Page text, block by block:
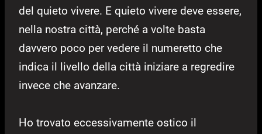
del quieto vivere. E quieto vivere deve essere,
nella nostra città, perché a volte basta
davvero poco per vedere il numeretto che
indica il livello della città iniziare a regredire
invece che avanzare.
Ho trovato eccessivamente ostico il